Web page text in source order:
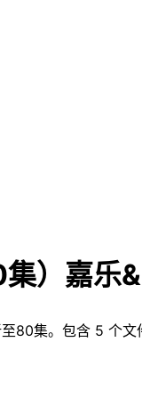
）嘉乐
80集。包含 5 个